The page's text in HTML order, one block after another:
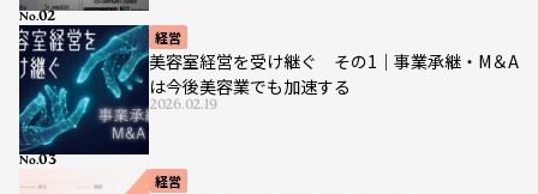
経営
美容室経営を受け継ぐ その1｜事業承継・M＆A
は今後美容業でも加速する
2026.02.19
No.
経営
No.